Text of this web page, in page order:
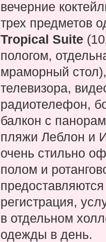
вечерние
трех предметов
Tropical Suite
пологом,
мраморный
телевизора,
радиотелефон,
балкон с
пляжи Леблон и
очень стильно
полом и
регистрация,
в отдельном
одежды в день.